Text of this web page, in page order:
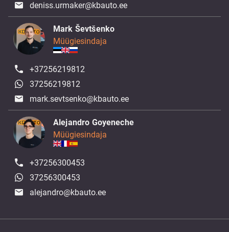
deniss.urmaker@kbauto.ee
Mark Ševtšenko
Müügiesindaja
+37256219812
37256219812
mark.sevtsenko@kbauto.ee
Alejandro Goyeneche
Müügiesindaja
+37256300453
37256300453
alejandro@kbauto.ee